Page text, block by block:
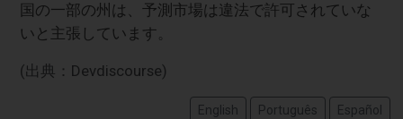
国の一部の州は、予測市場は違法で許可されていな
いと主張しています。
(出典：Devdiscourse)
English Português Español